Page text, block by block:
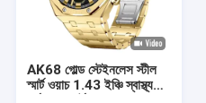
AK68 গোল্ড স্টেইনলেস স্টীল
স্মার্ট ওয়াচ 1.43 ইঞ্চি স্বাস্থ্য